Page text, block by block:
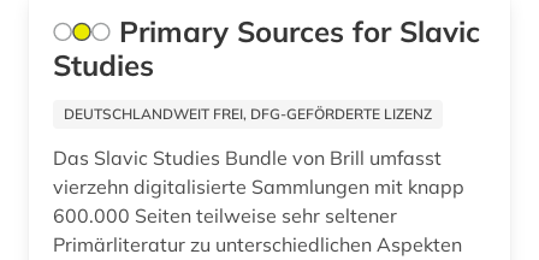
Primary Sources for Slavic
Studies
DEUTSCHLANDWEIT FREI, DFG-GEFÖRDERTE LIZENZ
Das Slavic Studies Bundle von Brill umfasst
vierzehn digitalisierte Sammlungen mit knapp
600.000 Seiten teilweise sehr seltener
Primärliteratur zu unterschiedlichen Aspekten